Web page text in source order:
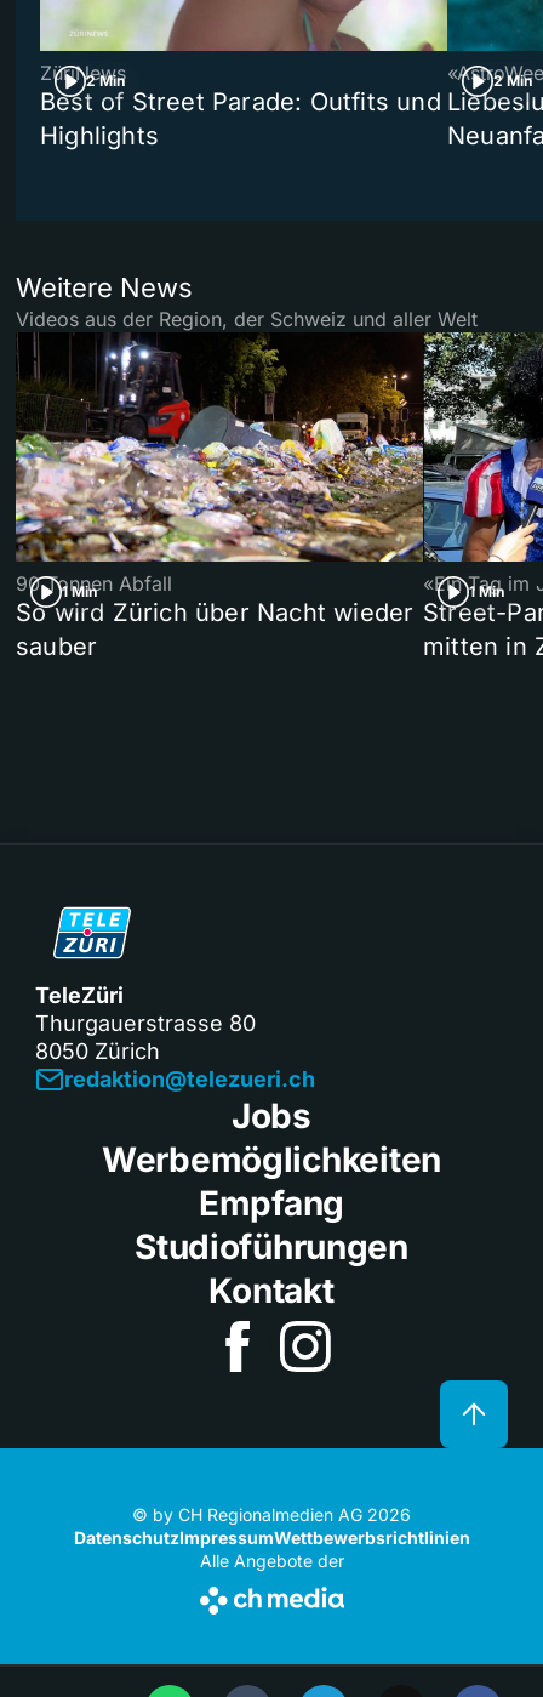
2 Min
ZüriNews
Best of Street Parade: Outfits und
Highlights
2 Min
Weitere News
Videos aus der Region, der Schweiz und aller Welt
1 Min
90 Tonnen Abfall
So wird Zürich über Nacht wieder
sauber
1 Min
«Ein Tag im
Street-
mitten in
TeleZüri
Thurgauerstrasse 80
8050 Zürich
redaktion@telezueri.ch
Jobs
Werbemöglichkeiten
Empfang
Studioführungen
Kontakt
© by CH Regionalmedien AG 2026
DatenschutzImpressumWettbewerbsrichtlinien
Alle Angebote der